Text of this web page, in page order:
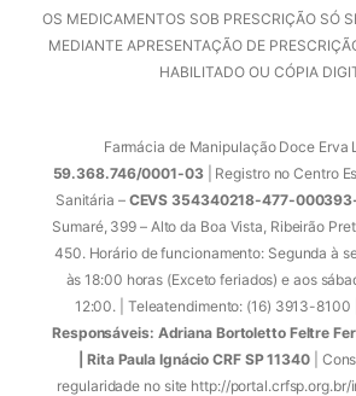
OS MEDICAMENTOS SOB PRESCRIÇÃO SÓ
MEDIANTE APRESENTAÇÃO DE
HABILITADO OU CÓPIA
Farmácia de Manipulação Doce Erva
59.368.746/0001-03| Registro no Centro
Sanitária –CEVS 354340218-477-
Sumaré, 399 – Alto da Boa Vista, Ribeirão
450. Horário de funcionamento: Segunda à
às 18:00 horas (Exceto feriados) e aos
12:00. | Teleatendimento: (16) 3913-8100 |
Responsáveis: Adriana Bortoletto Feltre
| Rita Paula Ignácio CRF SP 11340 |
regularidade no site http://